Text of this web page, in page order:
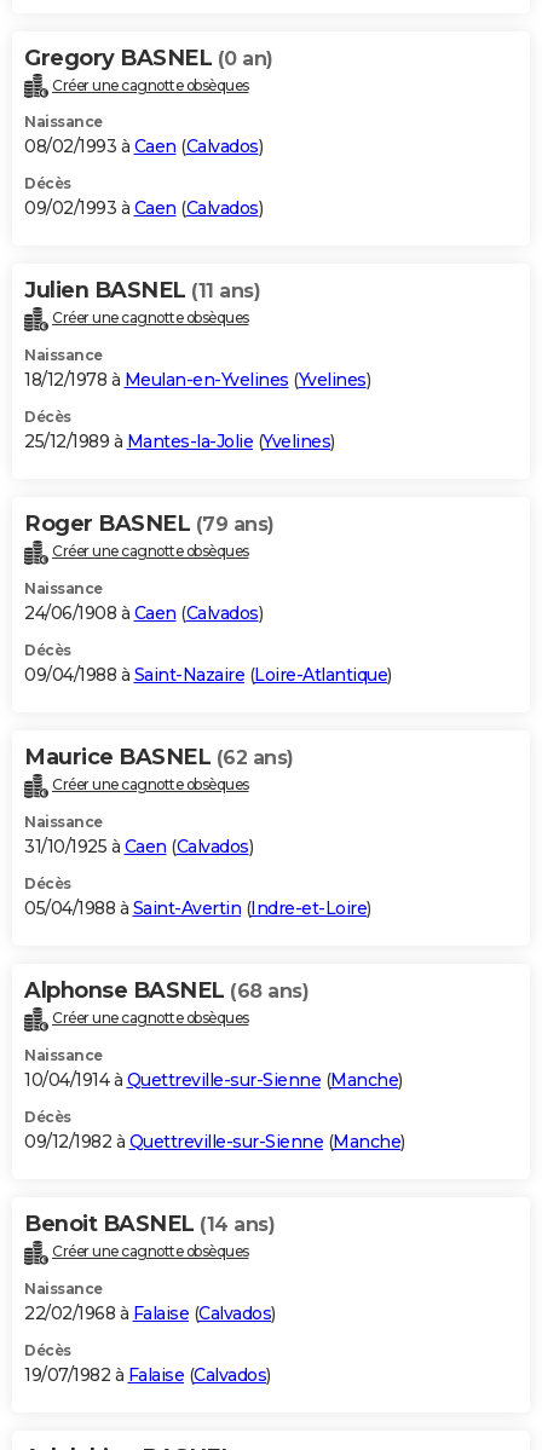
Gregory BASNEL (0 an)
Créer une cagnotte obsèques
Naissance
08/02/1993 à Caen (Calvados)
Décès
09/02/1993 à Caen (Calvados)
Julien BASNEL (11 ans)
Créer une cagnotte obsèques
Naissance
18/12/1978 à Meulan-en-Yvelines (Yvelines)
Décès
25/12/1989 à Mantes-la-Jolie (Yvelines)
Roger BASNEL (79 ans)
Créer une cagnotte obsèques
Naissance
24/06/1908 à Caen (Calvados)
Décès
09/04/1988 à Saint-Nazaire (Loire-Atlantique)
Maurice BASNEL (62 ans)
Créer une cagnotte obsèques
Naissance
31/10/1925 à Caen (Calvados)
Décès
05/04/1988 à Saint-Avertin (Indre-et-Loire)
Alphonse BASNEL (68 ans)
Créer une cagnotte obsèques
Naissance
10/04/1914 à Quettreville-sur-Sienne (Manche)
Décès
09/12/1982 à Quettreville-sur-Sienne (Manche)
Benoit BASNEL (14 ans)
Créer une cagnotte obsèques
Naissance
22/02/1968 à Falaise (Calvados)
Décès
19/07/1982 à Falaise (Calvados)